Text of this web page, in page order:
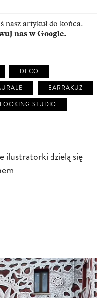
nasz artykuł do końca.
nas w Google.
DECO
BARRAKUZ
STUDIO
ilustratorki dzielą się